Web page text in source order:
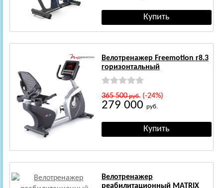
Велотренажер Freemotion r8.3
горизонтальный
365 500руб.(-24%)
279 000 руб.
Велотренажер
реабилитационный MATRIX